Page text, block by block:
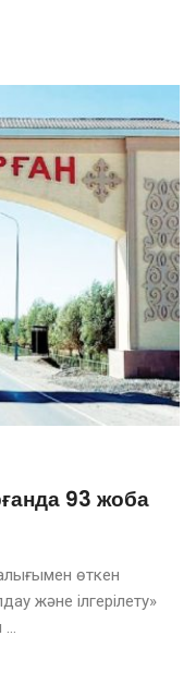
93 жоба
өткен
және ілгерілету»